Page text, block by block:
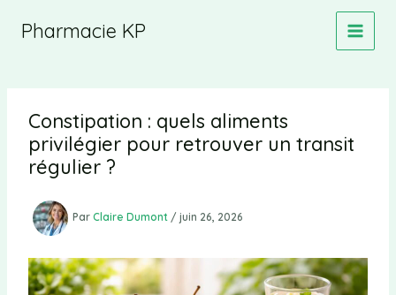
Pharmacie KP
Constipation : quels aliments
privilégier pour retrouver un transit
régulier ?
Par Claire Dumont / juin 26, 2026